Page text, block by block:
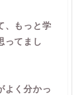
、もっと学
ってまし
よく分かっ